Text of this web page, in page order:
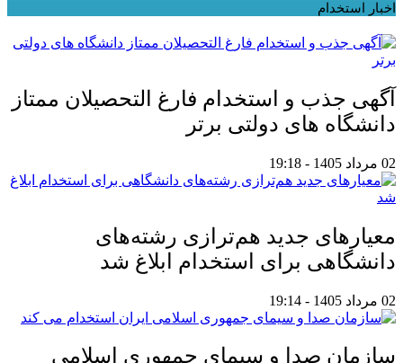
اخبار استخدام
آگهی جذب و استخدام فارغ التحصیلان ممتاز
دانشگاه های دولتی برتر
02 مرداد 1405 - 19:18
معیار‌های جدید هم‌ترازی رشته‌های
دانشگاهی برای استخدام ابلاغ شد
02 مرداد 1405 - 19:14
سازمان صدا و سیمای جمهوری اسلامی